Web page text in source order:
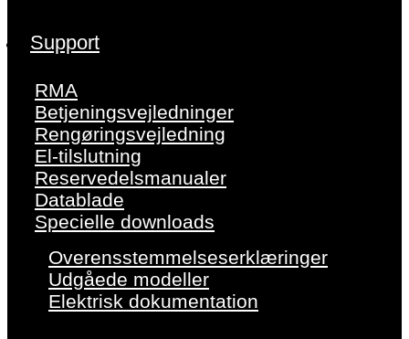
Support
RMA
Betjeningsvejledninger
Rengøringsvejledning
El-tilslutning
Reservedelsmanualer
Datablade
Specielle downloads
Overensstemmelseserklæringer
Udgåede modeller
Elektrisk dokumentation